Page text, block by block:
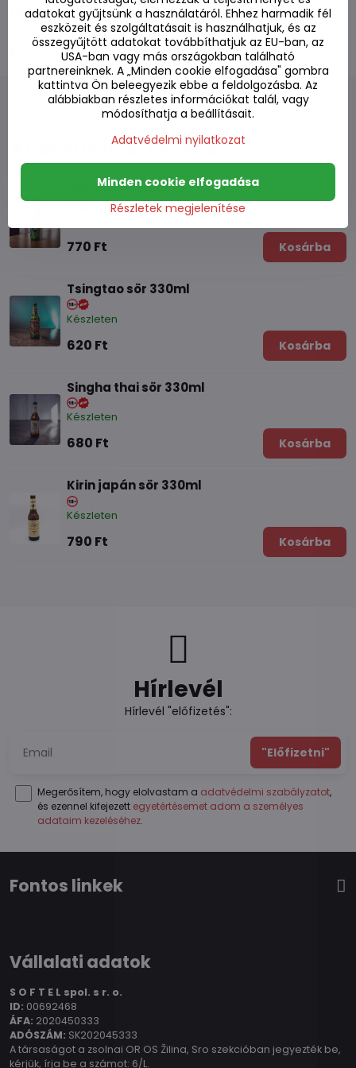
Leírás
0
Alternatív termékek
Terra sör 330ml
770 Ft Kosárba
Tsingtao sör 330ml
Készleten
620 Ft Kosárba
Singha thai sör 330ml
Készleten
680 Ft Kosárba
Kirin japán sör 330ml
Készleten
790 Ft Kosárba
Hírlevél
Hírlevél "előfizetés":
"Előfizetni"
Megerősítem, hogy elolvastam a adatvédelmi szabályzatot,
és ezennel kifejezett egyetértésemet adom a személyes
adataim kezeléséhez.
Fontos linkek
Vállalati adatok
S O F T E L spol. s r. o.
ID: 00692468
ÁFA: 2020450333
ADÓSZÁM: SK202045333
A társaságot a zsolnai OR OS Žilina, Sro szekcióban jegyezték be,
kérjük, írja be a számot: 6/L.
adatokat gyűjtsünk a használatáról. Ehhez harmadik fél
eszközeit és szolgáltatásait is használhatjuk, és az
összegyűjtött adatokat továbbíthatjuk az EU-ban, az
USA-ban vagy más országokban található
partnereinknek. A „Minden cookie elfogadása" gombra
kattintva Ön beleegyezik ebbe a feldolgozásba. Az
alábbiakban részletes információkat talál, vagy
módosíthatja a beállításait.
Adatvédelmi nyilatkozat
Részletek megjelenítése
Minden cookie elfogadása